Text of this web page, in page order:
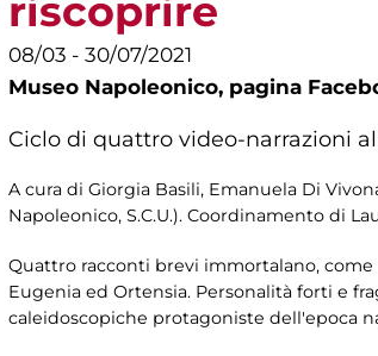
riscoprire
08/03 - 30/07/2021
Museo Napoleonico, pagina
Ciclo di quattro video-narrazioni
A cura di Giorgia Basili, Emanuela Di
Napoleonico, S.C.U.). Coordinamento di
Quattro racconti brevi immortalano,
Eugenia ed Ortensia. Personalità forti e
caleidoscopiche protagoniste dell'epoca